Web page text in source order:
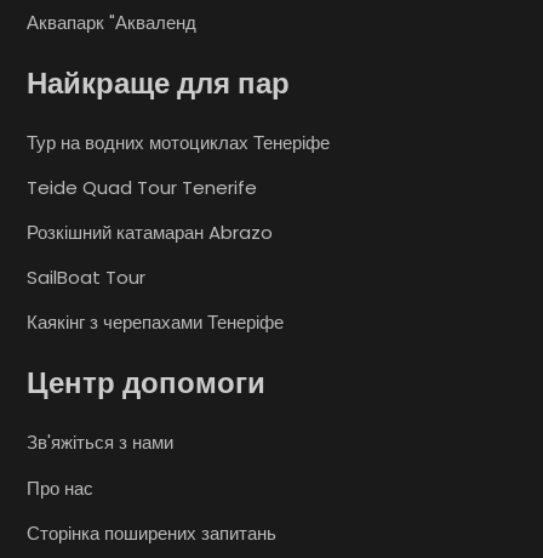
Аквапарк "Акваленд
Найкраще для пар
Тур на водних мотоциклах Тенеріфе
Teide Quad Tour Tenerife
Розкішний катамаран Abrazo
SailBoat Tour
Каякінг з черепахами Тенеріфе
Центр допомоги
Зв'яжіться з нами
Про нас
Сторінка поширених запитань